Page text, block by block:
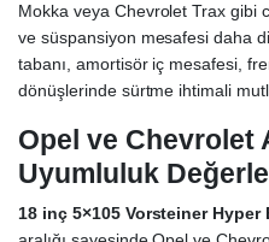
Mokka veya Chevrolet Trax gibi
ve süspansiyon mesafesi daha
tabanı, amortisör iç mesafesi,
dönüşlerinde sürtme ihtimali
Opel ve Chevrolet
Uyumluluk
18 inç 5×105 Vorsteiner Hyper